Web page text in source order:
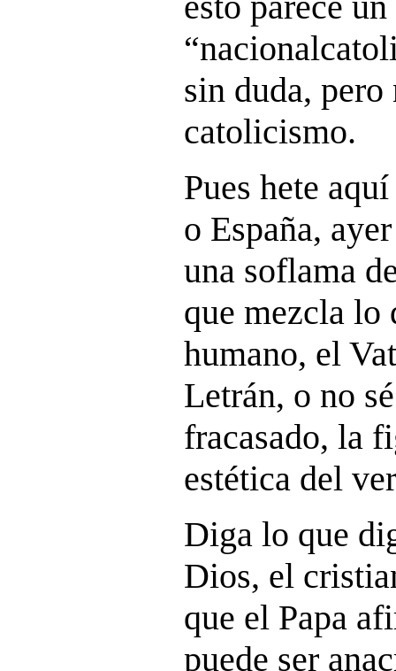
sin duda,
catolicismo.
Pues hete
o España,
una soflama
que mezcla
humano, el
Letrán, o no
fracasado, la
estética del
Diga lo que
Dios, el
que el Papa
puede ser